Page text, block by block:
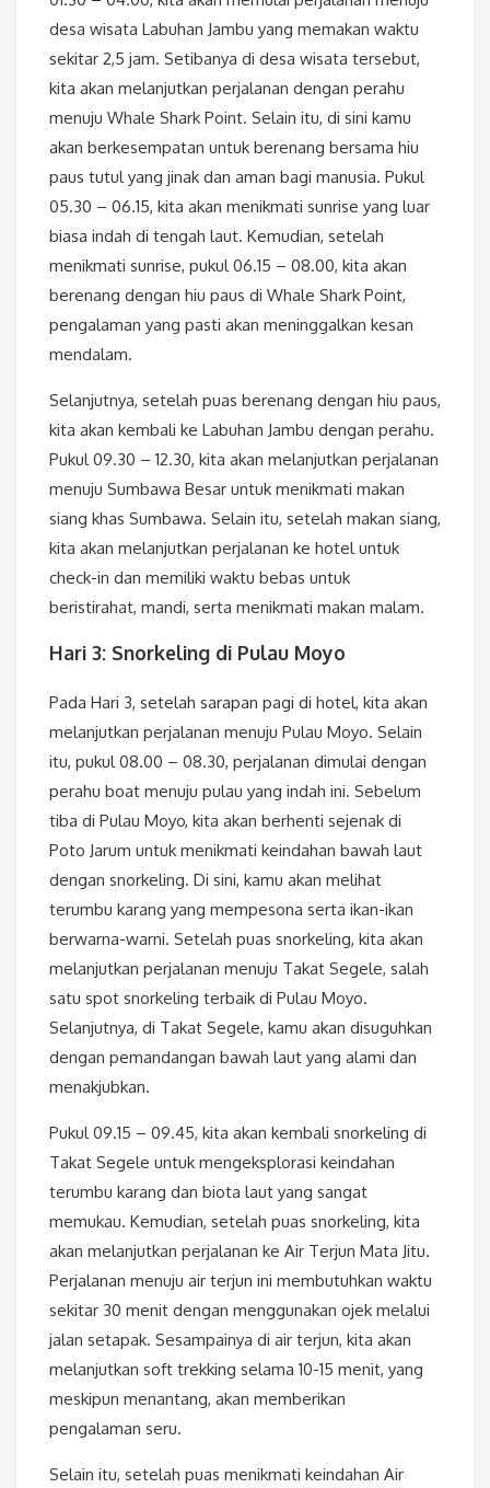
desa wisata Labuhan Jambu yang memakan waktu
sekitar 2,5 jam. Setibanya di desa wisata tersebut,
kita akan melanjutkan perjalanan dengan perahu
menuju Whale Shark Point. Selain itu, di sini kamu
akan berkesempatan untuk berenang bersama hiu
paus tutul yang jinak dan aman bagi manusia. Pukul
05.30 – 06.15, kita akan menikmati sunrise yang luar
biasa indah di tengah laut. Kemudian, setelah
menikmati sunrise, pukul 06.15 – 08.00, kita akan
berenang dengan hiu paus di Whale Shark Point,
pengalaman yang pasti akan meninggalkan kesan
mendalam.
Selanjutnya, setelah puas berenang dengan hiu paus,
kita akan kembali ke Labuhan Jambu dengan perahu.
Pukul 09.30 – 12.30, kita akan melanjutkan perjalanan
menuju Sumbawa Besar untuk menikmati makan
siang khas Sumbawa. Selain itu, setelah makan siang,
kita akan melanjutkan perjalanan ke hotel untuk
check-in dan memiliki waktu bebas untuk
beristirahat, mandi, serta menikmati makan malam.
Hari 3: Snorkeling di Pulau Moyo
Pada Hari 3, setelah sarapan pagi di hotel, kita akan
melanjutkan perjalanan menuju Pulau Moyo. Selain
itu, pukul 08.00 – 08.30, perjalanan dimulai dengan
perahu boat menuju pulau yang indah ini. Sebelum
tiba di Pulau Moyo, kita akan berhenti sejenak di
Poto Jarum untuk menikmati keindahan bawah laut
dengan snorkeling. Di sini, kamu akan melihat
terumbu karang yang mempesona serta ikan-ikan
berwarna-warni. Setelah puas snorkeling, kita akan
melanjutkan perjalanan menuju Takat Segele, salah
satu spot snorkeling terbaik di Pulau Moyo.
Selanjutnya, di Takat Segele, kamu akan disuguhkan
dengan pemandangan bawah laut yang alami dan
menakjubkan.
Pukul 09.15 – 09.45, kita akan kembali snorkeling di
Takat Segele untuk mengeksplorasi keindahan
terumbu karang dan biota laut yang sangat
memukau. Kemudian, setelah puas snorkeling, kita
akan melanjutkan perjalanan ke Air Terjun Mata Jitu.
Perjalanan menuju air terjun ini membutuhkan waktu
sekitar 30 menit dengan menggunakan ojek melalui
jalan setapak. Sesampainya di air terjun, kita akan
melanjutkan soft trekking selama 10-15 menit, yang
meskipun menantang, akan memberikan
pengalaman seru.
Selain itu, setelah puas menikmati keindahan Air